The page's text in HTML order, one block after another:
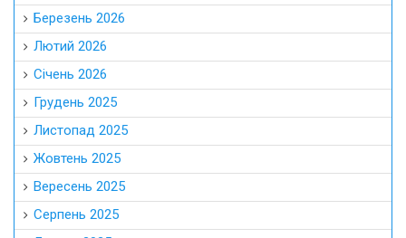
Березень 2026
Лютий 2026
Січень 2026
Грудень 2025
Листопад 2025
Жовтень 2025
Вересень 2025
Серпень 2025